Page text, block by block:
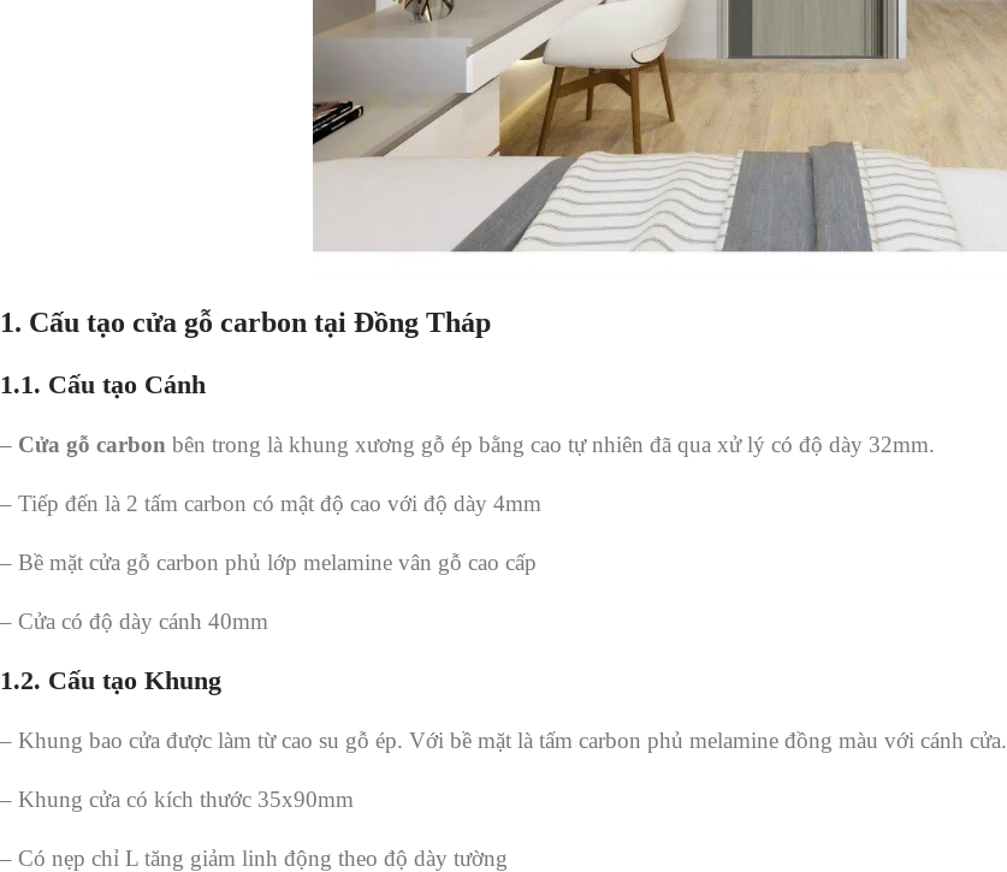
1. Cấu tạo cửa gỗ carbon tại Đồng Tháp
1.1. Cấu tạo Cánh
– Cửa gỗ carbon bên trong là khung xương gỗ ép bằng cao tự nhiên đã qua xử lý có độ dày 32mm.
– Tiếp đến là 2 tấm carbon có mật độ cao với độ dày 4mm
– Bề mặt cửa gỗ carbon phủ lớp melamine vân gỗ cao cấp
– Cửa có độ dày cánh 40mm
1.2. Cấu tạo Khung
– Khung bao cửa được làm từ cao su gỗ ép. Với bề mặt là tấm carbon phủ melamine đồng màu với cánh cửa.
– Khung cửa có kích thước 35x90mm
– Có nẹp chỉ L tăng giảm linh động theo độ dày tường